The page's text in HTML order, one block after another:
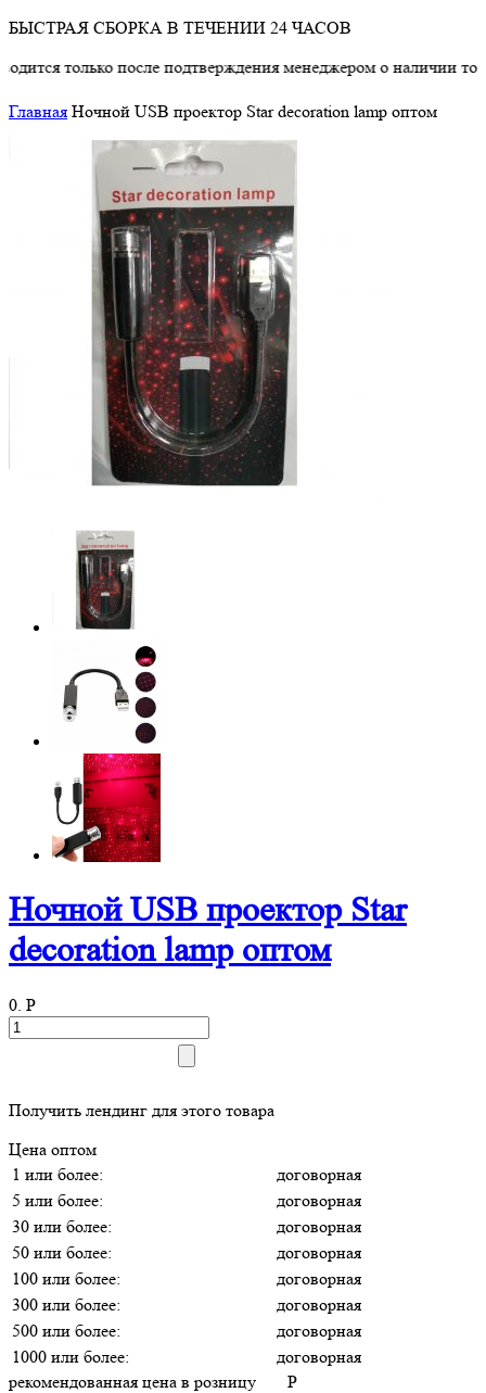
БЫСТРАЯ СБОРКА В ТЕЧЕНИИ 24 ЧАСОВ
после подтверждения менеджером о наличии товара.
Главная Ночной USB проектор Star decoration lamp оптом
Ночной USB проектор Star
decoration lamp оптом
0. P
Получить лендинг для этого товара
Цена оптом
1 или более:
договорная
5 или более:
договорная
30 или более:
договорная
50 или более:
договорная
100 или более:
договорная
300 или более:
договорная
500 или более:
договорная
1000 или более:
договорная
рекомендованная цена в розницу
P